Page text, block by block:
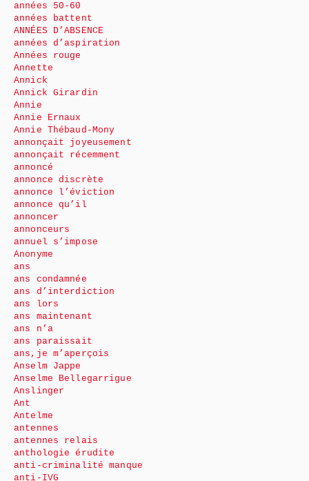
années 50-60
années battent
ANNÉES D’ABSENCE
années d’aspiration
Années rouge
Annette
Annick
Annick Girardin
Annie
Annie Ernaux
Annie Thébaud-Mony
annonçait joyeusement
annonçait récemment
annoncé
annonce discrète
annonce l’éviction
annonce qu’il
annoncer
annonceurs
annuel s’impose
Anonyme
ans
ans condamnée
ans d’interdiction
ans lors
ans maintenant
ans n’a
ans paraissait
ans,je m’aperçois
Anselm Jappe
Anselme Bellegarrigue
Anslinger
Ant
Antelme
antennes
antennes relais
anthologie érudite
anti-criminalité manque
anti-IVG